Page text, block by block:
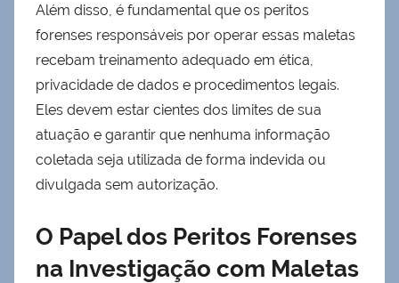
Além disso, é fundamental que os peritos
forenses responsáveis por operar essas maletas
recebam treinamento adequado em ética,
privacidade de dados e procedimentos legais.
Eles devem estar cientes dos limites de sua
atuação e garantir que nenhuma informação
coletada seja utilizada de forma indevida ou
divulgada sem autorização.
O Papel dos Peritos Forenses
na Investigação com Maletas